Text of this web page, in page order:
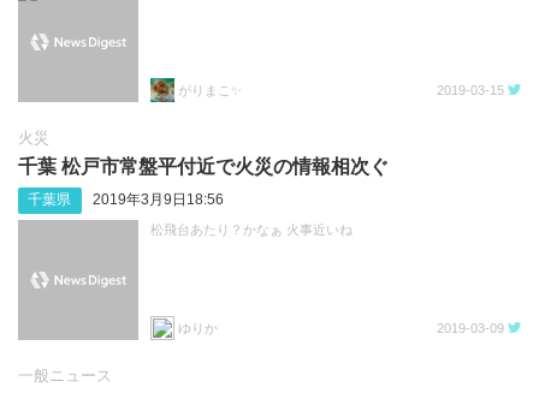
がりまこ✨ 2019-03-15
火災
千葉 松戸市常盤平付近で火災の情報相次ぐ
千葉県 2019年3月9日18:56
松飛台あたり？かなぁ 火事近いね
ゆりか 2019-03-09
一般ニュース